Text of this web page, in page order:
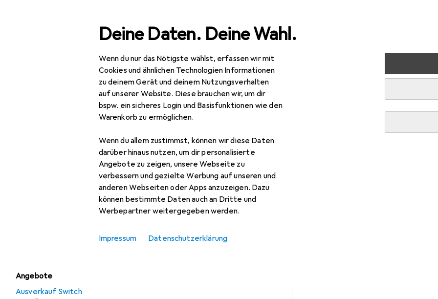
Deine Daten. Deine Wahl.
Wenn du nur das Nötigste wählst, erfassen wir mit
Cookies und ähnlichen Technologien Informationen
zu deinem Gerät und deinem Nutzungsverhalten
auf unserer Website. Diese brauchen wir, um dir
bspw. ein sicheres Login und Basisfunktionen wie den
Warenkorb zu ermöglichen.
Wenn du allem zustimmst, können wir diese Daten
darüber hinaus nutzen, um dir personalisierte
Angebote zu zeigen, unsere Webseite zu
verbessern und gezielte Werbung auf unseren und
anderen Webseiten oder Apps anzuzeigen. Dazu
können bestimmte Daten auch an Dritte und
Werbepartner weitergegeben werden.
Impressum Datenschutzerklärung
Navigation nach Kategorien
Angebote
Ausverkauf Switch
Gesamtsortiment IT + Multimedia Peripherie
EUR
277,07
Purelink HDFury 4K Integral II
Zubehör für Purelink HDFury 4K Integral II
Hier findest du passendes Zubehör zum Produkt Purelink HDFury 4K Integral II aus der